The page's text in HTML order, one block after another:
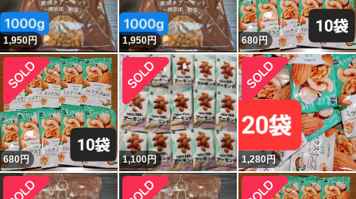
1,950円 1,950円 680円
680円 1,100円 1,280円